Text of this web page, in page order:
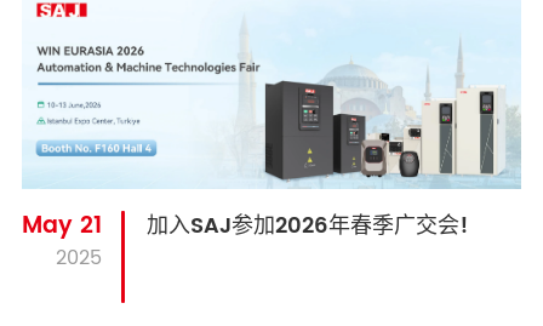
May 21
2025
加入SAJ参加2026年春季广交会!